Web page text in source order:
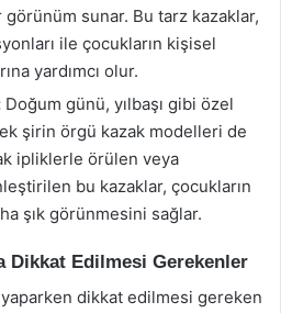
sunar. Bu tarz kazaklar,
ile çocukların kişisel
yardımcı olur.
Doğum günü, yılbaşı gibi özel
şirin örgü kazak modelleri de
ipliklerle örülen veya
bu kazaklar, çocukların
şık görünmesini sağlar.
Dikkat Edilmesi Gerekenler
dikkat edilmesi gereken